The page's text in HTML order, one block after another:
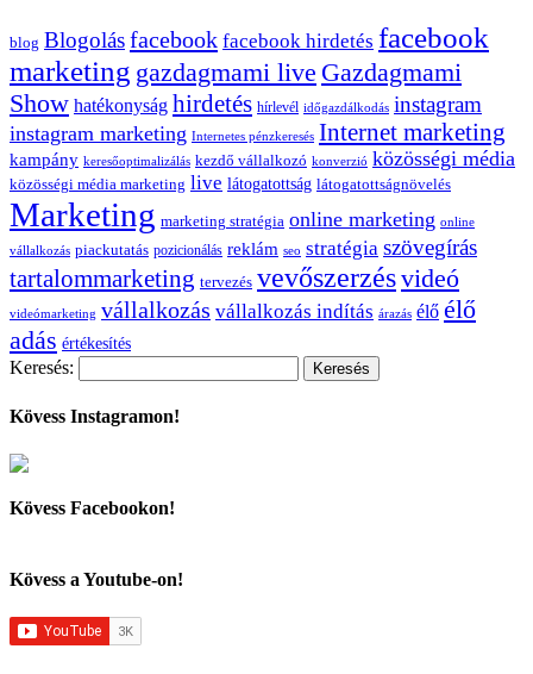
blog Blogolásfacebook facebook hirdetés facebook
marketing gazdagmami live Gazdagmami
Show hatékonyság hirdetés hírlevél időgazdálkodás instagram
instagram marketing Internetes pénzkeresés Internet marketing
kampány keresőoptimalizálás kezdő vállalkozó konverzió közösségi média
közösségi média marketing live látogatottság látogatottságnövelés
Marketing marketing stratégia online marketing online
vállalkozás piackutatás pozicionálás reklám seo stratégia szövegírás
tartalommarketing tervezés vevőszerzésvideó
videómarketing vállalkozás vállalkozás indítás árazás élő élő
adás értékesítés
Keresés:
Kövess Instagramon!
Kövess Facebookon!
Kövess a Youtube-on!